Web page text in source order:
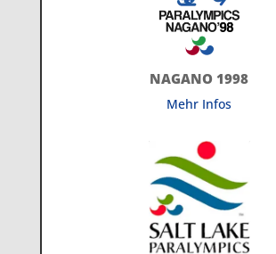
NAGANO 1998
Mehr Infos